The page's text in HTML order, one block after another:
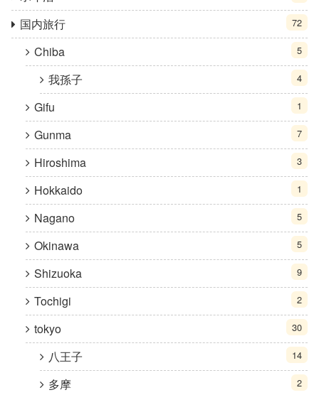
国内旅行 72
Chiba 5
我孫子 4
Gifu 1
Gunma 7
Hiroshima 3
Hokkaido 1
Nagano 5
Okinawa 5
Shizuoka 9
Tochigi 2
tokyo 30
八王子 14
多摩 2